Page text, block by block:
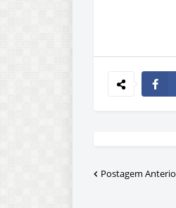
Postagem